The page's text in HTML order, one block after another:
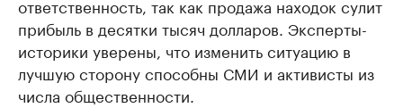
ответственность, так как продажа находок сулит
прибыль в десятки тысяч долларов. Эксперты-
историки уверены, что изменить ситуацию в
лучшую сторону способны СМИ и активисты из
числа общественности.